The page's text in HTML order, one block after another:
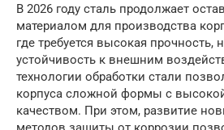
В 2026 году сталь продолжает
материалом для производства
где требуется высокая прочность,
устойчивость к внешним
технологии обработки стали
корпуса сложной формы с
качеством. При этом, развитие